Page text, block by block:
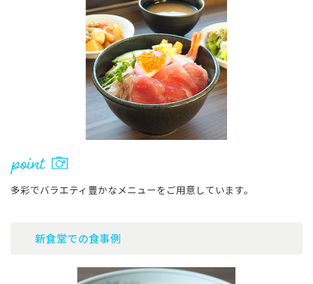
多彩でバラエティ豊かなメニューをご用意しています。
新食堂での食事例